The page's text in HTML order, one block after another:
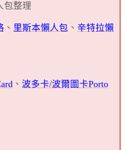
包整理
、 里斯本懶人包 、 辛特拉懶
、 波多卡/波爾圖卡Porto